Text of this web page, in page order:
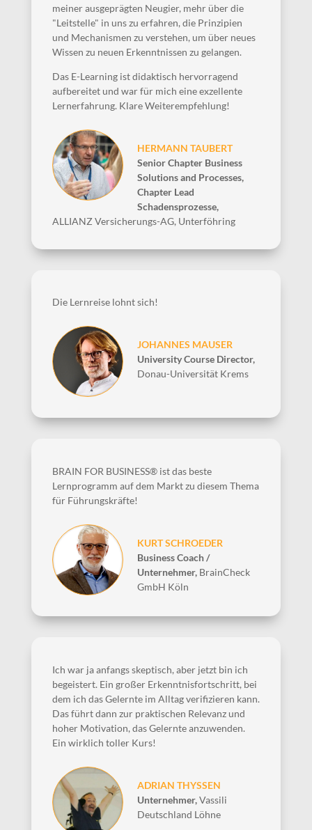
meiner ausgeprägten Neugier, mehr über die
"Leitstelle" in uns zu erfahren, die Prinzipien
und Mechanismen zu verstehen, um über neues
Wissen zu neuen Erkenntnissen zu gelangen.
Das E-Learning ist didaktisch hervorragend
aufbereitet und war für mich eine exzellente
Lernerfahrung. Klare Weiterempfehlung!
HERMANN TAUBERT
Senior Chapter Business
Solutions and Processes,
Chapter Lead
Schadensprozesse,
ALLIANZ Versicherungs-AG, Unterföhring
Die Lernreise lohnt sich!
JOHANNES MAUSER
University Course Director,
Donau-Universität Krems
BRAIN FOR BUSINESS® ist das beste
Lernprogramm auf dem Markt zu diesem Thema
für Führungskräfte!
KURT SCHROEDER
Business Coach /
Unternehmer, BrainCheck
GmbH Köln
Ich war ja anfangs skeptisch, aber jetzt bin ich
begeistert. Ein großer Erkenntnisfortschritt, bei
dem ich das Gelernte im Alltag verifizieren kann.
Das führt dann zur praktischen Relevanz und
hoher Motivation, das Gelernte anzuwenden.
Ein wirklich toller Kurs!
ADRIAN THYSSEN
Unternehmer,Vassili
Deutschland Löhne